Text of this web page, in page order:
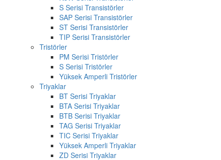
S Serisi Transistörler
SAP Serisi Transistörler
ST Serisi Transistörler
TIP Serisi Transistörler
Tristörler
PM Serisi Tristörler
S Serisi Tristörler
Yüksek Amperli Tristörler
Triyaklar
BT Serisi Triyaklar
BTA Serisi Triyaklar
BTB Serisi Triyaklar
TAG Serisi Triyaklar
TIC Serisi Triyaklar
Yüksek Amperli Triyaklar
ZD Serisi Triyaklar